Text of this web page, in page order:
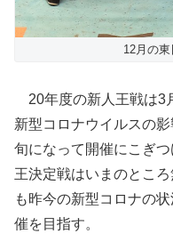
12月の
20年度の新人王戦は3
新型コロナウイルスの
旬になって開催にこぎ
王決定戦はいまのとこ
も昨今の新型コロナの
催を目指す。